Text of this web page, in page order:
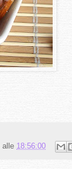
alle 18:56:00